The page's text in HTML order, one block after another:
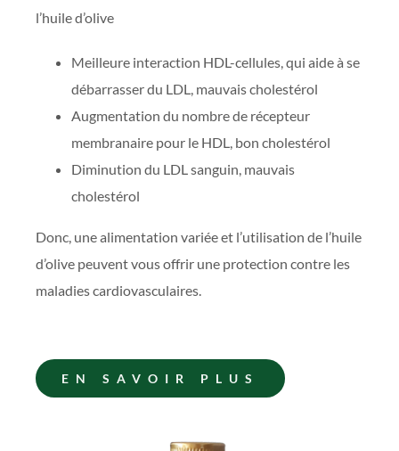
l’huile d’olive
Meilleure interaction HDL-cellules, qui aide à se
débarrasser du LDL, mauvais cholestérol
Augmentation du nombre de récepteur
membranaire pour le HDL, bon cholestérol
Diminution du LDL sanguin, mauvais
cholestérol
Donc, une alimentation variée et l’utilisation de l’huile
d’olive peuvent vous offrir une protection contre les
maladies cardiovasculaires.
EN SAVOIR PLUS